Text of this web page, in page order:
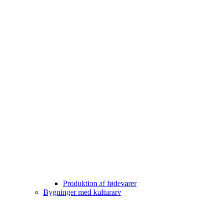
Produktion af fødevarer
Bygninger med kulturarv